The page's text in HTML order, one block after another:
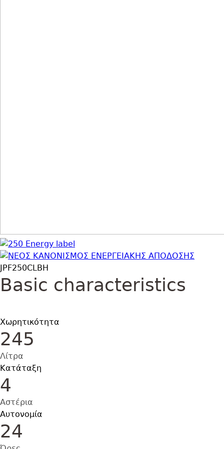
Εικόνα
Εικόνα
JPF250CLBΗ
Basic characteristics
Χωρητικότητα
245
Λίτρα
Κατάταξη
4
Αστέρια
Αυτονομία
24